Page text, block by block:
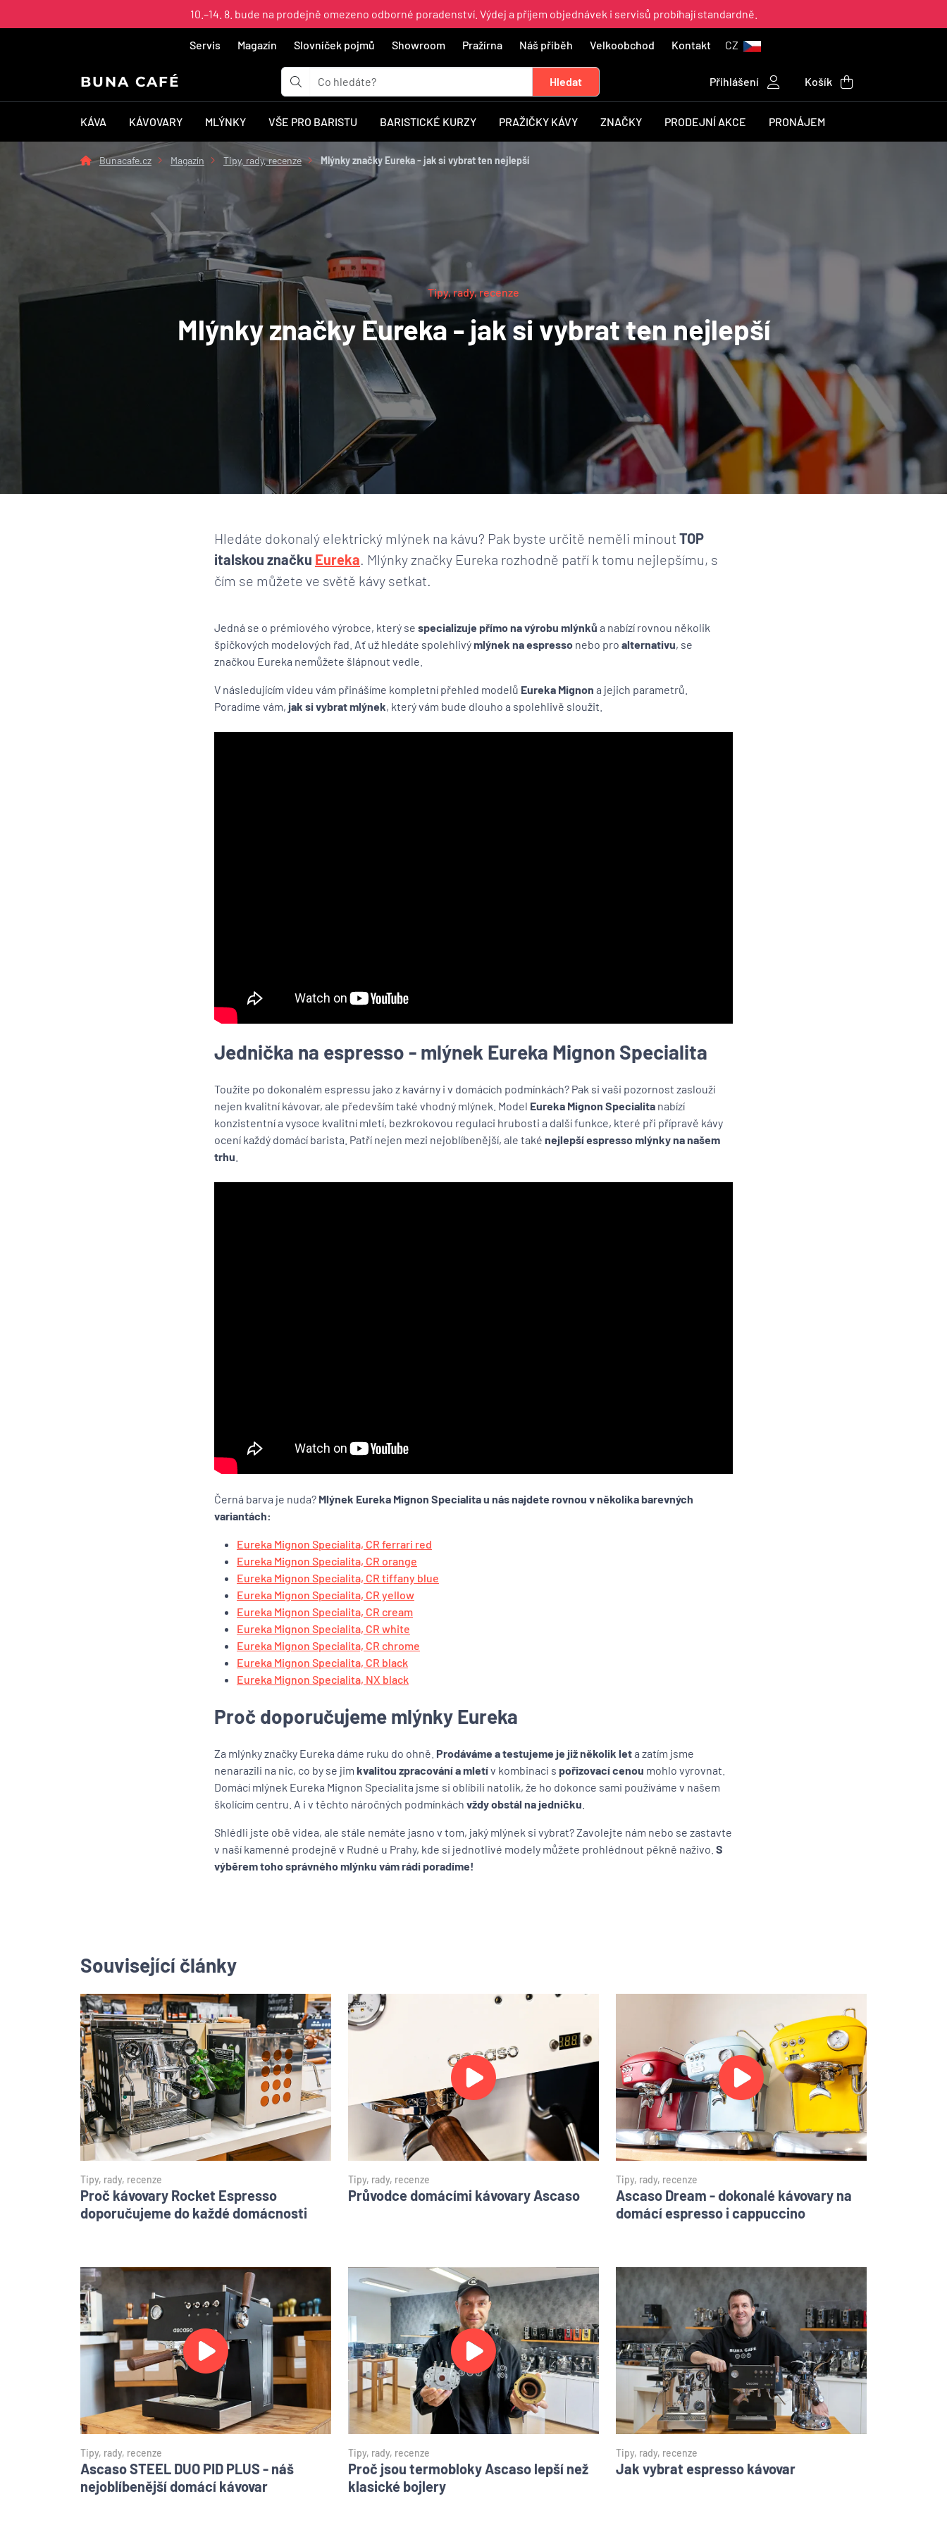
10.–14. 8. bude na prodejně omezeno odborné poradenství. Výdej a příjem objednávek i servisů probíhají standardně.
Servis Magazín Slovníček pojmů Showroom Pražírna Náš příběh Velkoobchod Kontakt CZ
BUNA CAFÉ Přihlášení Košík
KÁVA KÁVOVARY MLÝNKY VŠE PRO BARISTU BARISTICKÉ KURZY PRAŽIČKY KÁVY ZNAČKY PRODEJNÍ AKCE PRONÁJEM
Bunacafe.cz Magazín Tipy, rady, recenze Mlýnky značky Eureka - jak si vybrat ten nejlepší
Tipy, rady, recenze
Mlýnky značky Eureka - jak si vybrat ten nejlepší
Hledáte dokonalý elektrický mlýnek na kávu? Pak byste určitě neměli minout TOP
italskou značku Eureka. Mlýnky značky Eureka rozhodně patří k tomu nejlepšímu, s
čím se můžete ve světě kávy setkat.
Jedná se o prémiového výrobce, který se specializuje přímo na výrobu mlýnků a nabízí rovnou několik
špičkových modelových řad. Ať už hledáte spolehlivýmlýnek na espresso nebo pro alternativu, se
značkou Eureka nemůžete šlápnout vedle.
V následujícím videu vám přinášíme kompletní přehled modelů Eureka Mignon a jejich parametrů.
Poradíme vám, jak si vybrat mlýnek, který vám bude dlouho a spolehlivě sloužit.
Jednička na espresso - mlýnek Eureka Mignon Specialita
Toužíte po dokonalém espressu jako z kavárny i v domácích podmínkách? Pak si vaši pozornost zaslouží
nejen kvalitní kávovar, ale především také vhodný mlýnek. Model Eureka Mignon Specialita nabízí
konzistentní a vysoce kvalitní mletí, bezkrokovou regulaci hrubosti a další funkce, které při přípravě kávy
ocení každý domácí barista. Patří nejen mezi nejoblíbenější, ale také nejlepší espresso mlýnky na našem
trhu
Černá barva je nuda? Mlýnek Eureka Mignon Specialita u nás najdete rovnou v několika barevných
variantách:
Eureka Mignon Specialita, CR ferrari red
Eureka Mignon Specialita, CR orange
Eureka Mignon Specialita, CR tiffany blue
Eureka Mignon Specialita, CR yellow
Eureka Mignon Specialita, CR cream
Eureka Mignon Specialita, CR white
Eureka Mignon Specialita, CR chrome
Eureka Mignon Specialita, CR black
Eureka Mignon Specialita, NX black
Proč doporučujeme mlýnky Eureka
Za mlýnky značky Eureka dáme ruku do ohně. Prodáváme a testujeme je již několik leta zatím jsme
nenarazili na nic, co by se jim kvalitou zpracování a mletív kombinaci s pořizovací cenou mohlo vyrovnat.
Domácí mlýnek Eureka Mignon Specialita jsme si oblíbili natolik, že ho dokonce sami používáme v našem
školícím centru. A i v těchto náročných podmínkách vždy obstál na jedničku
Shlédli jste obě videa, ale stále nemáte jasno v tom, jaký mlýnek si vybrat? Zavolejte nám nebo se zastavte
v naší kamenné prodejně v Rudné u Prahy, kde si jednotlivé modely můžete prohlédnout pěkně naživo. S
výběrem toho správného mlýnku vám rádi poradíme!
Související články
Tipy, rady, recenze
Proč kávovary Rocket Espresso
doporučujeme do každé domácnosti
Tipy, rady, recenze
Průvodce domácími kávovary Ascaso
Tipy, rady, recenze
Ascaso Dream - dokonalé kávovary na
domácí espresso i cappuccino
Tipy, rady, recenze
Ascaso STEEL DUO PID PLUS - náš
nejoblíbenější domácí kávovar
Tipy, rady, recenze
Proč jsou termobloky Ascaso lepší než
klasické bojlery
Tipy, rady, recenze
Jak vybrat espresso kávovar